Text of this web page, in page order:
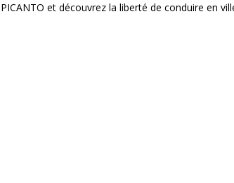
PICANTO et découvrez la liberté de conduire en